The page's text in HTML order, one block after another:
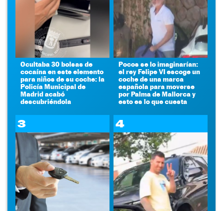
Ocultaba 30 bolsas de
cocaína en este elemento
para niños de su coche: la
Policía Municipal de
Madrid acabó
descubriéndola
Pocos se lo imaginarían:
el rey Felipe VI escoge un
coche de una marca
española para moverse
por Palma de Mallorca y
esto es lo que cuesta
3 4